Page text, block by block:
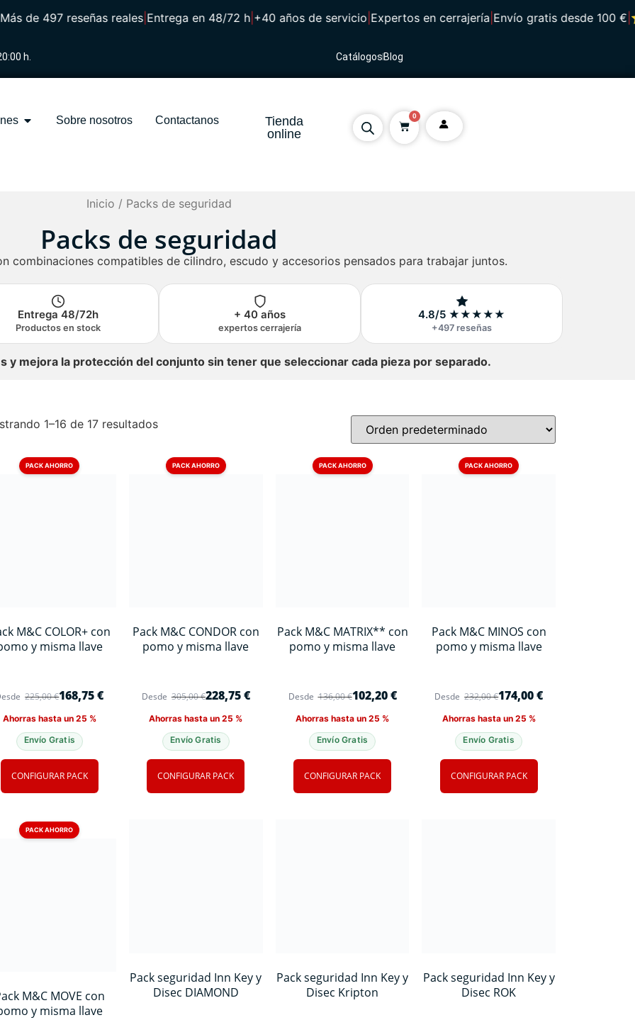
de 497 reseñas reales|Entrega en 48/72 h|+40 años de servicio|Expertos en cerrajería|Envío gratis desde 100 €|⭐
h. CatálogosBlog
Sobre nosotros Contactanos
Tienda
online
0
Inicio / Packs de seguridad
Packs de seguridad
combinaciones compatibles de cilindro, escudo y accesorios pensados para trabajar juntos.
Entrega 48/72h
Productos en stock
+ 40 años
expertos cerrajería
4.8/5 ★★★★★
+497 reseñas
y mejora la protección del conjunto sin tener que seleccionar cada pieza por separado.
1–16 de 17 resultados
PACK AHORRO
M&C COLOR+ con
y misma llave
225,00€168,75€
Ahorras hasta un 25 %
Envío Gratis
CONFIGURAR PACK
PACK AHORRO
Pack M&C CONDOR con
pomo y misma llave
Desde 305,00€228,75€
Ahorras hasta un 25 %
Envío Gratis
CONFIGURAR PACK
PACK AHORRO
Pack M&C MATRIX** con
pomo y misma llave
Desde 136,00€102,20€
Ahorras hasta un 25 %
Envío Gratis
CONFIGURAR PACK
PACK AHORRO
Pack M&C MINOS con
pomo y misma llave
Desde 232,00€174,00€
Ahorras hasta un 25 %
Envío Gratis
CONFIGURAR PACK
PACK AHORRO
M&C MOVE con
y misma llave
Pack seguridad Inn Key y
Disec DIAMOND
Pack seguridad Inn Key y
Disec Kripton
Pack seguridad Inn Key y
Disec ROK